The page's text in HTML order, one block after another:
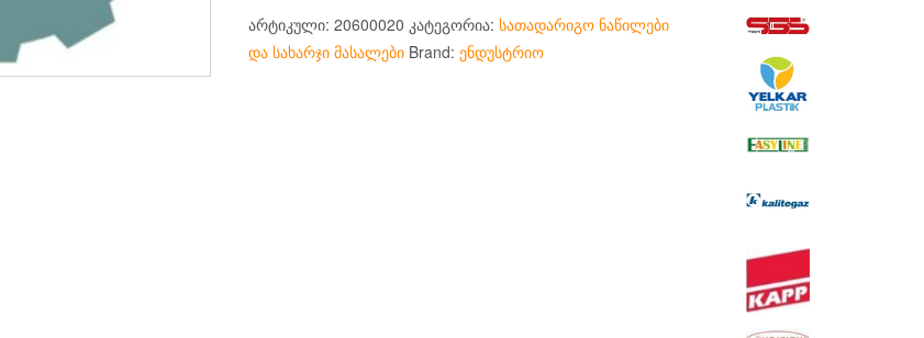
არტიკული: 20600020 კატეგორია: სათადარიგო ნაწილები
და სახარჯი მასალები Brand: ენდუსტრიო